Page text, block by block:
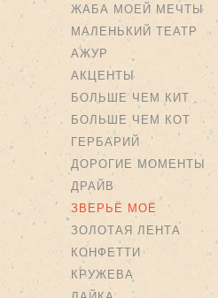
ЖАБА МОЕЙ МЕЧТЫ
МАЛЕНЬКИЙ ТЕАТР
АЖУР
АКЦЕНТЫ
БОЛЬШЕ ЧЕМ КИТ
БОЛЬШЕ ЧЕМ КОТ
ГЕРБАРИЙ
ДОРОГИЕ МОМЕНТЫ
ДРАЙВ
ЗВЕРЬЁ МОЁ
ЗОЛОТАЯ ЛЕНТА
КОНФЕТТИ
КРУЖЕВА